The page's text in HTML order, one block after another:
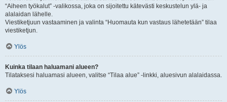
“Aiheen työkalut” -valikossa, joka on sijoitettu kätevästi keskustelun ylä- ja
alalaidan lähelle.
Viestiketjuun vastaaminen ja valinta “Huomauta kun vastaus lähetetään” tilaa
viestiketjun.
Ylös
Kuinka tilaan haluamani alueen?
Tilataksesi haluamasi alueen, valitse “Tilaa alue” -linkki, aluesivun alalaidassa.
Ylös